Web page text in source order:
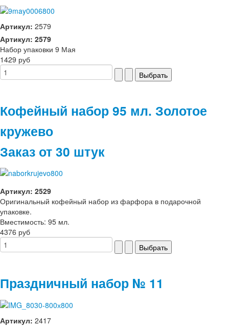
Артикул: 2579
Артикул: 2579
Набор упаковки 9 Мая
1429 руб
Кофейный набор 95 мл. Золотое
кружево
Заказ от 30 штук
Артикул: 2529
Оригинальный кофейный набор из фарфора в подарочной
упаковке.
Вместимость: 95 мл.
4376 руб
Праздничный набор № 11
Артикул: 2417